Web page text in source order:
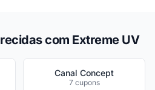
com Extreme UV
Canal Concept
7 cupons